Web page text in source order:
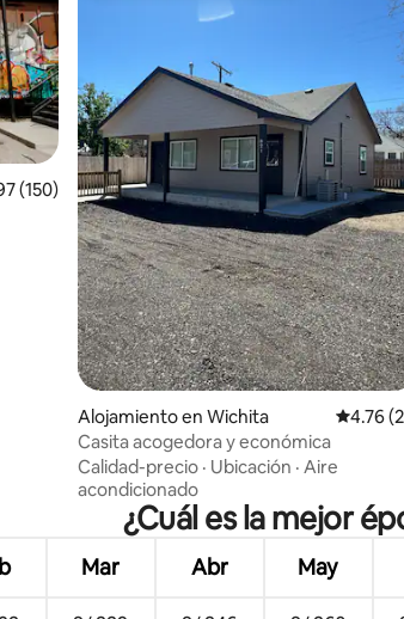
promedio: 4.97 de 5, 150 reseñas
(150)
Alojamiento en Wichita
4.76
Casita acogedora y económica
Calidad-precio · Ubicación · Aire
acondicionado
¿Cuál es la mejor
Mar Abr May